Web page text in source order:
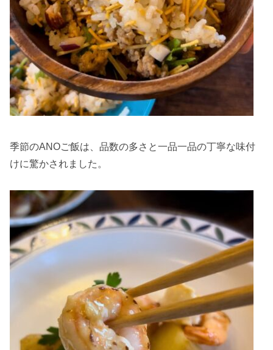
季節のANOご飯は、品数の多さと一品一品の丁寧な味付
けに驚かされました。